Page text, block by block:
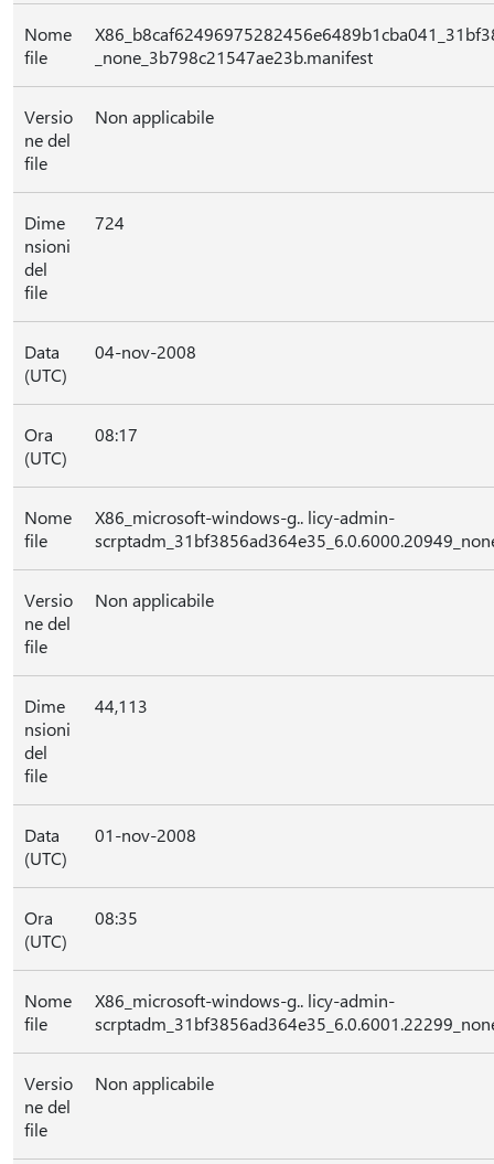
Nome
file
_none_3b798c21547ae23b.manifest
Versio
ne del
file
Non applicabile
Dime
nsioni
del
file
724
Data
(UTC)
04-nov-2008
Ora
(UTC)
08:17
Nome
file
X86_microsoft-windows-g.. licy-admin-
Versio
ne del
file
Non applicabile
Dime
nsioni
del
file
44,113
Data
(UTC)
01-nov-2008
Ora
(UTC)
08:35
Nome
file
X86_microsoft-windows-g.. licy-admin-
Versio
ne del
file
Non applicabile